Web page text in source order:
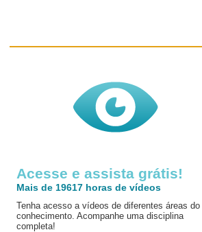
Acesse e assista grátis!
Mais de 19617 horas de vídeos
Tenha acesso a vídeos de diferentes áreas do
conhecimento. Acompanhe uma disciplina
completa!